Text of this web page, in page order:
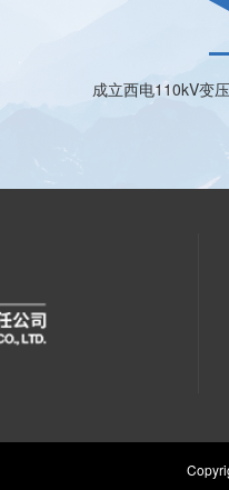
成立西电110kV变